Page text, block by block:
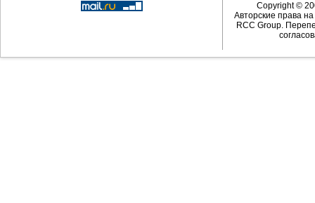
Copyright ©
Авторские права
RCC Group.